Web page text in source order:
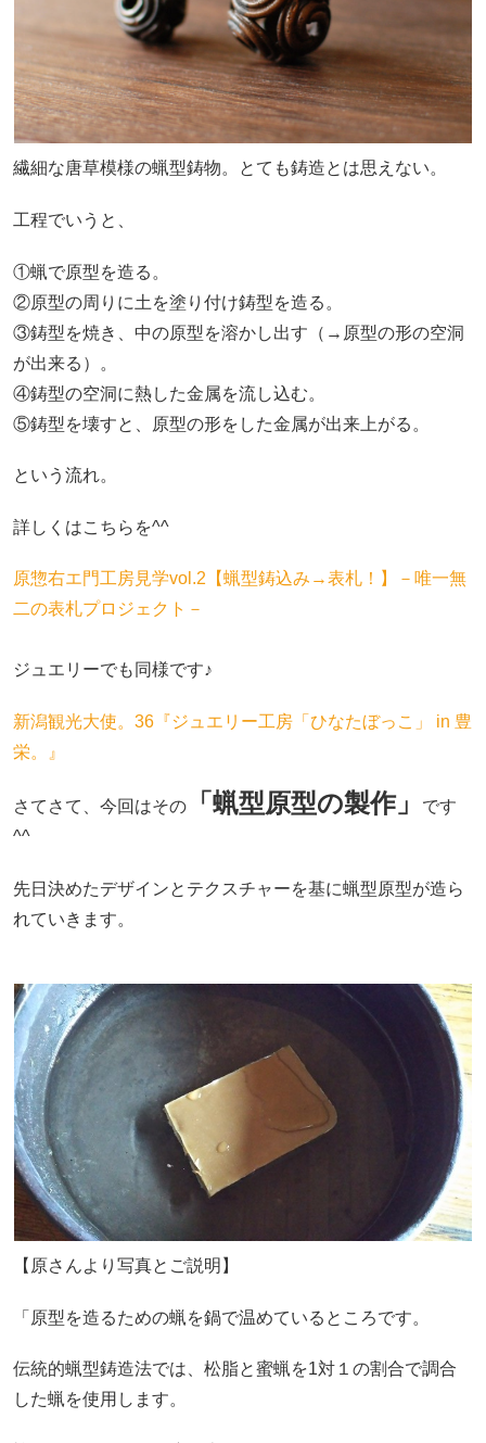
繊細な唐草模様の蝋型鋳物。とても鋳造とは思えない。
工程でいうと、
①蝋で原型を造る。
②原型の周りに土を塗り付け鋳型を造る。
③鋳型を焼き、中の原型を溶かし出す（→原型の形の空洞
が出来る）。
④鋳型の空洞に熱した金属を流し込む。
⑤鋳型を壊すと、原型の形をした金属が出来上がる。
という流れ。
詳しくはこちらを^^
原惣右エ門工房見学vol.2【蝋型鋳込み→表札！】－唯一無
二の表札プロジェクト－
ジュエリーでも同様です♪
新潟観光大使。36『ジュエリー工房「ひなたぼっこ」 in 豊
栄。』
さてさて、今回はその「蝋型原型の製作」
です
^^
先日決めたデザインとテクスチャーを基に蝋型原型が造ら
れていきます。
【原さんより写真とご説明】
「原型を造るための蝋を鍋で温めているところです。
伝統的蝋型鋳造法では、松脂と蜜蝋を1対１の割合で調合
した蝋を使用します。